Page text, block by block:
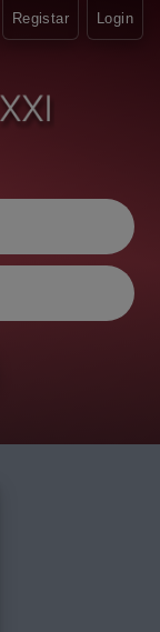
Registar Login